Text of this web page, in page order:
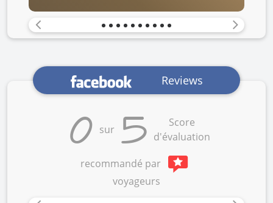
Previous Next
Reviews
0 sur 5
Score
d'évaluation
recommandé par
voyageurs